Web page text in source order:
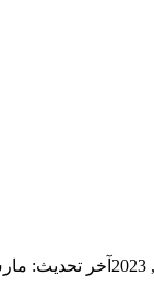
آخر تحديث: مارس 23,